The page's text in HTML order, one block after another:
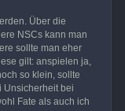
Über die
NSCs kann man
sollte man eher
gilt: anspielen ja,
so klein, sollte
Unsicherheit bei
Fate als auch ich